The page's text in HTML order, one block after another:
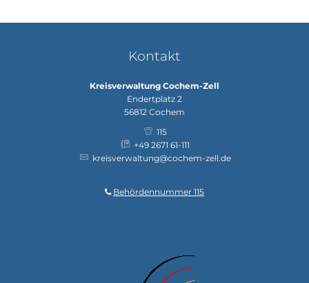
Kontakt
Kreisverwaltung Cochem-Zell
Endertplatz 2
56812 Cochem
115
+49 2671 61-111
kreisverwaltung@cochem-zell.de
Behördennummer 115